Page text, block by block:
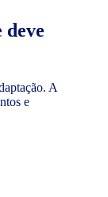
deve
A
e